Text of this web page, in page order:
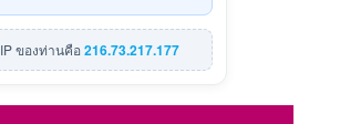
IP ของท่านคือ216.73.217.177